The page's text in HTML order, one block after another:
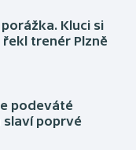
Kluci si
trenér Plzně
podeváté
slaví poprvé